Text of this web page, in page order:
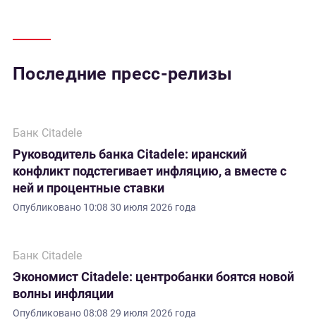
Последние пресс-релизы
Банк Citadele
Руководитель банка Citadele: иранский
конфликт подстегивает инфляцию, а вместе с
ней и процентные ставки
Опубликовано 10:08 30 июля 2026 года
Банк Citadele
Экономист Citadele: центробанки боятся новой
волны инфляции
Опубликовано08:08 29 июля 2026 года